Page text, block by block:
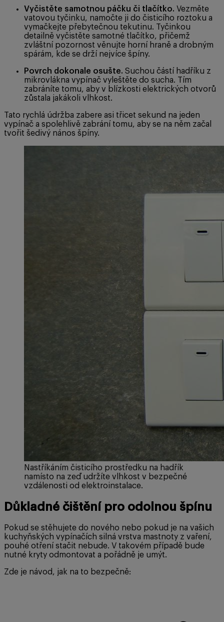
Vyčistěte samotnou páčku či tlačítko. Vezměte
vatovou tyčinku, namočte ji do čisticího roztoku a
vymačkejte přebytečnou tekutinu. Tyčinkou
detailně vyčistěte samotné tlačítko, přičemž
zvláštní pozornost věnujte horní hraně a drobným
spárám, kde se drží nejvíce špíny.
Povrch dokonale osušte. Suchou částí hadříku z
mikrovlákna vypínač vyleštěte do sucha. Tím
zabráníte tomu, aby v blízkosti elektrických otvorů
zůstala jakákoli vlhkost.
Tato rychlá údržba zabere asi třicet sekund na jeden
vypínač a spolehlivě zabrání tomu, aby se na něm začal
tvořit šedivý nános špíny.
Nastříkáním čisticího prostředku na hadřík
namísto na zeď udržíte vlhkost v bezpečné
vzdálenosti od elektroinstalace.
Důkladné čištění pro odolnou špínu
Pokud se stěhujete do nového nebo pokud je na vašich
kuchyňských vypínačích silná vrstva mastnoty z vaření,
pouhé otření stačit nebude. V takovém případě bude
nutné kryty odmontovat a pořádně je umýt.
Zde je návod, jak na to bezpečně: